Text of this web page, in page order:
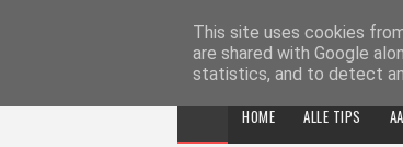
ELEKTRONICA
HOME ALLE TIPS
This site uses cookies
are shared with Google
statistics, and to detect